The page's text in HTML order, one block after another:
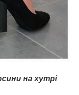
на хутрі